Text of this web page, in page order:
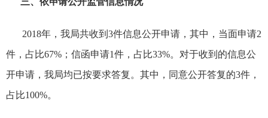
2018年，我局共收到 3件信息公开申请，其中，当面申请2
件，占比67%；信函申请1件，占比33%。对于收到的信息公
开申请，我局均已按要求答复。其中，同意公开答复的3件，
占比100%。